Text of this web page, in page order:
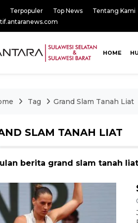
Terpopuler Top News
Tentang Kami
HOME
Tag Grand Slam Tanah Liat
SLAM TANAH LIAT
berita grand slam tanah